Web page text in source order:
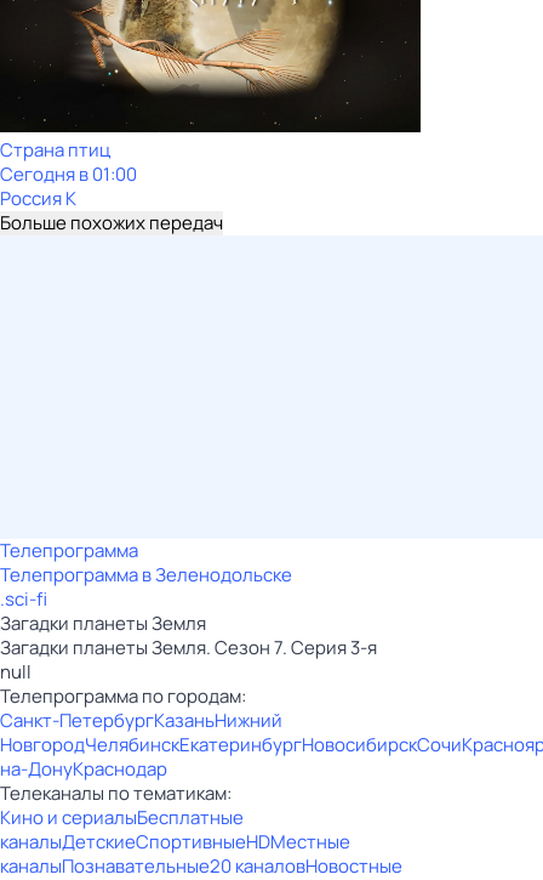
Страна птиц
Сегодня в 01:00
Россия К
Больше похожих передач
Телепрограмма
Телепрограмма в Зеленодольске
.sci-fi
Загадки планеты Земля
Загадки планеты Земля. Сезон 7. Серия 3-я
null
Телепрограмма по городам:
Санкт-ПетербургКазаньНижний
НовгородЧелябинскЕкатеринбургНовосибирскСочи
на-ДонуКраснодар
Телеканалы по тематикам:
Кино и сериалыБесплатные
каналыДетскиеСпортивныеHDМестные
каналыПознавательные20 каналовНовостные